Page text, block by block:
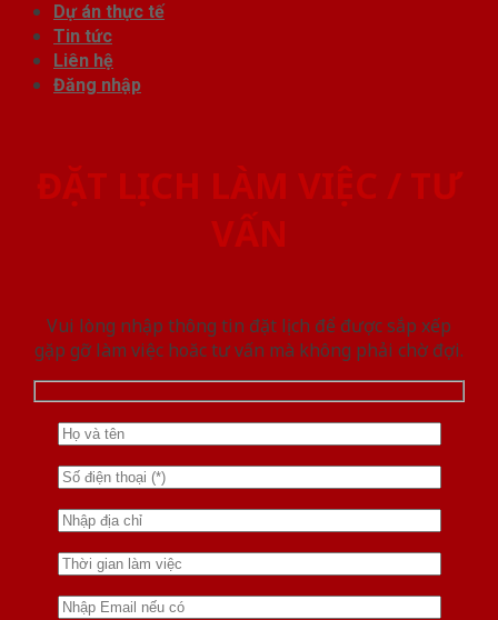
Dự án thực tế
Tin tức
Liên hệ
Đăng nhập
ĐẶT LỊCH LÀM VIỆC / TƯ
VẤN
Vui lòng nhập thông tin đặt lịch để được sắp xếp
gặp gỡ làm việc hoăc tư vấn mà không phải chờ đợi.